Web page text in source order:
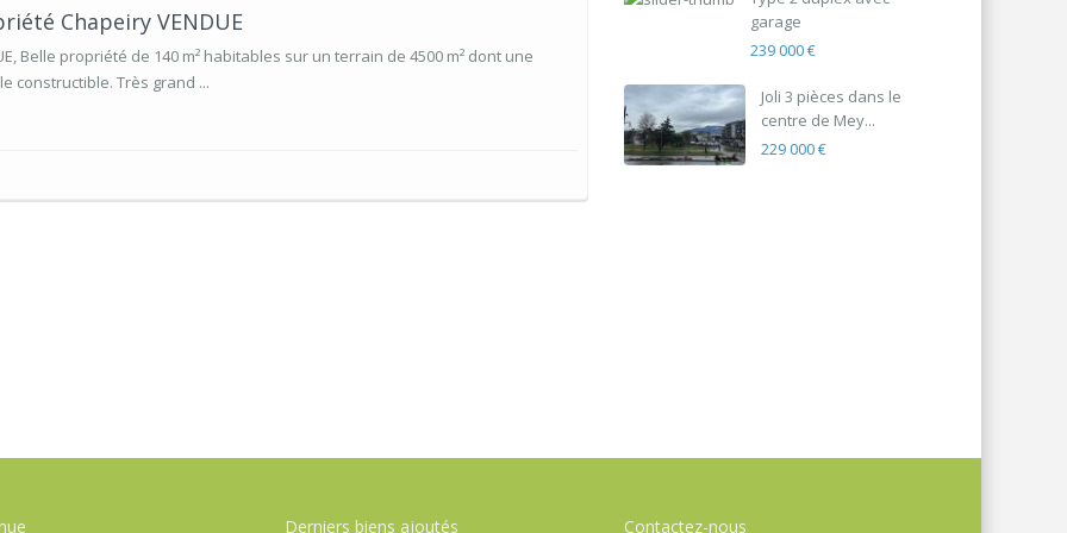
Chapeiry VENDUE
Belle propriété de 140 m² habitables sur un terrain de 4500 m² dont une
constructible. Très grand ...
garage
239 000 €
Joli 3 pièces dans le
centre de Mey...
229 000 €
Derniers biens ajoutés Contactez-nous